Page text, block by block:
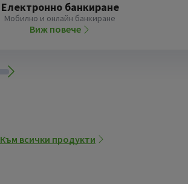
Електронно банкиране
Мобилно и онлайн банкиране
Виж повече
Към всички продукти